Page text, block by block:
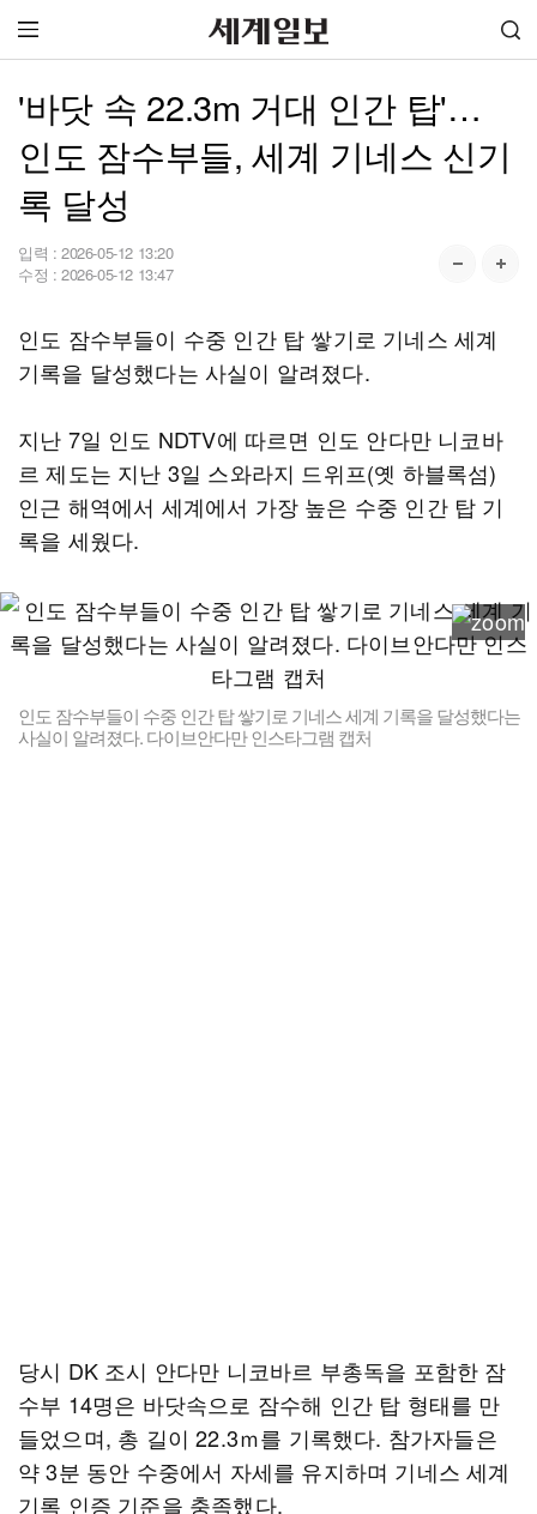
'바닷 속 22.3m 거대 인간 탑'…
인도 잠수부들, 세계 기네스 신기
록 달성
입력 : 2026-05-12 13:20
수정 : 2026-05-12 13:47
인도 잠수부들이 수중 인간 탑 쌓기로 기네스 세계
기록을 달성했다는 사실이 알려졌다.
지난 7일 인도 NDTV에 따르면 인도 안다만 니코바
르 제도는 지난 3일 스와라지 드위프(옛 하블록섬)
인근 해역에서 세계에서 가장 높은 수중 인간 탑 기
록을 세웠다.
인도 잠수부들이 수중 인간 탑 쌓기로 기네스 세계 기록을 달성했다는
사실이 알려졌다. 다이브안다만 인스타그램 캡처
당시 DK 조시 안다만 니코바르 부총독을 포함한 잠
수부 14명은 바닷속으로 잠수해 인간 탑 형태를 만
들었으며, 총 길이 22.3ｍ를 기록했다. 참가자들은
약 3분 동안 수중에서 자세를 유지하며 기네스 세계
기록 인증 기준을 충족했다.